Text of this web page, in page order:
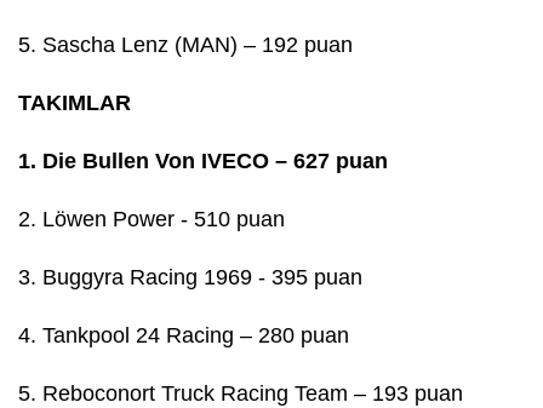
5. Sascha Lenz (MAN) – 192 puan
TAKIMLAR
1. Die Bullen Von IVECO – 627 puan
2. Löwen Power - 510 puan
3. Buggyra Racing 1969 - 395 puan
4. Tankpool 24 Racing – 280 puan
5. Reboconort Truck Racing Team – 193 puan